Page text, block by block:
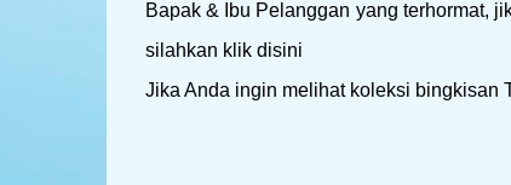
Bapak & Ibu Pelanggan yang terhormat,
silahkan klik disini
Jika Anda ingin melihat koleksi bingkisan